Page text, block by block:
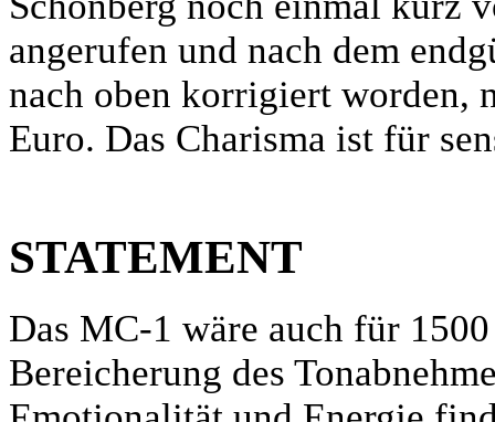
angerufen und nach dem
nach oben korrigiert worden,
Euro. Das Charisma ist für
STATEMENT
Das MC-1 wäre auch für
Bereicherung des